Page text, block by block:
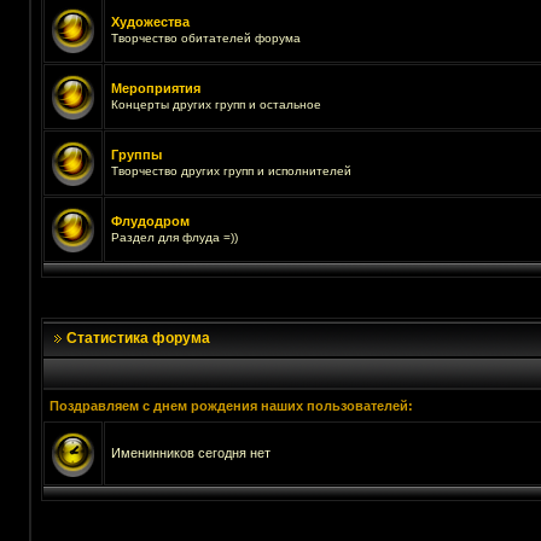
Художества
Творчество обитателей форума
Мероприятия
Концерты других групп и остальное
Группы
Творчество других групп и исполнителей
Флудодром
Раздел для флуда =))
Статистика форума
Поздравляем с днем рождения наших пользователей:
Именинников сегодня нет